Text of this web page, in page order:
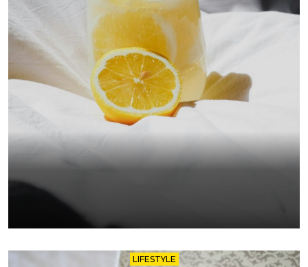
LIFESTYLE